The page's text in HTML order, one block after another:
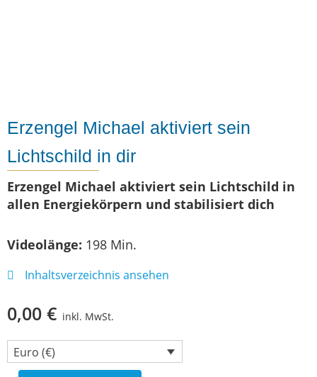
Erzengel Michael aktiviert sein
Lichtschild in dir
Erzengel Michael aktiviert sein Lichtschild in
allen Energiekörpern und stabilisiert dich
Videolänge: 198 Min.
Inhaltsverzeichnis ansehen
0,00 € inkl. MwSt.
Euro (€)
Erzengel